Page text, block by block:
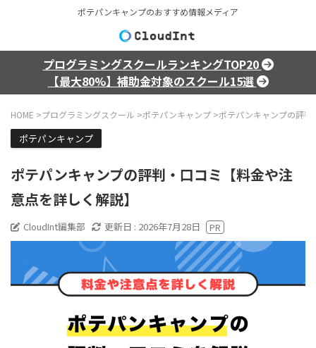
ポテパンキャンプのおすすめ情報メディア
プログラミングスクールランキングTOP20
【最大80%】補助金対象のスクール15選
HOME >プログラミングスクール >ポテパンキャンプ >ポテパンキャンプの評
ポテパンキャンプ
ポテパンキャンプの評判・口コミ【料金や注
意点を詳しく解説】
CloudInt編集部 更新日 : 2026年7月28日